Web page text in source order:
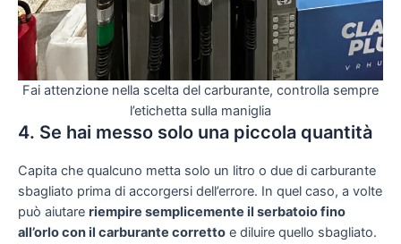
Fai attenzione nella scelta del carburante, controlla sempre
l’etichetta sulla maniglia
4. Se hai messo solo una piccola quantità
Capita che qualcuno metta solo un litro o due di carburante
sbagliato prima di accorgersi dell’errore. In quel caso, a volte
può aiutare riempire semplicemente il serbatoio fino
all’orlo con il carburante corretto e diluire quello sbagliato.